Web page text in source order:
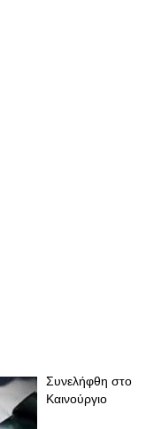
Συνελήφθη στο
Καινούργιο